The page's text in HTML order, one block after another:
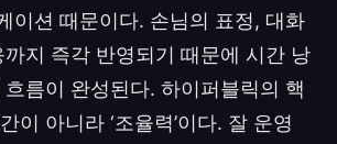
이션 때문이다. 손님의 표정, 대화
까지 즉각 반영되기 때문에 시간 낭
름이 완성된다. 하이퍼블릭의 핵
이 아니라 ‘조율력’이다. 잘 운영